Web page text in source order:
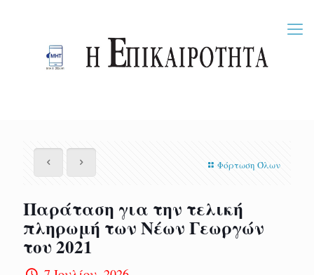
Φόρτωση Όλων
Παράταση για την τελική
πληρωμή των Νέων Γεωργών
του 2021